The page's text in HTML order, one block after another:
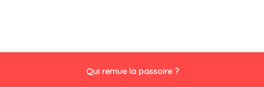
Qui remue la passoire ?